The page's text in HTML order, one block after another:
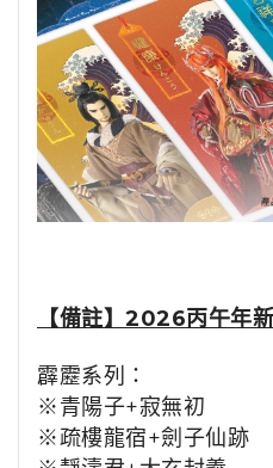
【備註】2026丙午年
霹靂系列：
※青陽子+寂無初
※疏樓龍宿+劍子仙跡